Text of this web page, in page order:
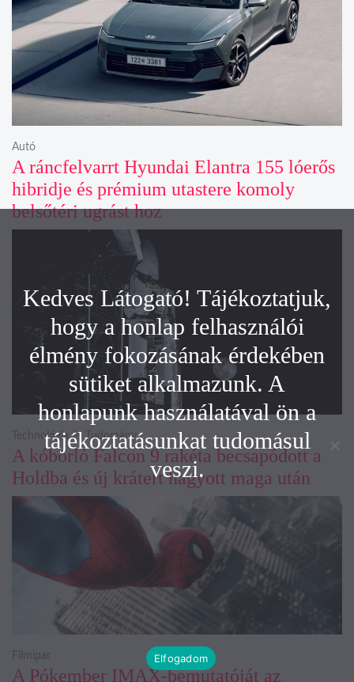
A ráncfelvarrt Hyundai Elantra 155 lóerős
hibridje és prémium utastere komoly
belsőtéri ugrást hoz
Autó
A kóborló Falcon 9 rakéta becsapódott a
Holdba és új krátert hagyott maga után
Technológia és Tudomány
A Pókember IMAX-bemutatóját az
Filmipar
Kedves Látogató! Tájékoztatjuk,
hogy a honlap felhasználói
élmény fokozásának érdekében
sütiket alkalmazunk. A
honlapunk használatával ön a
tájékoztatásunkat tudomásul
veszi.
Elfogadom